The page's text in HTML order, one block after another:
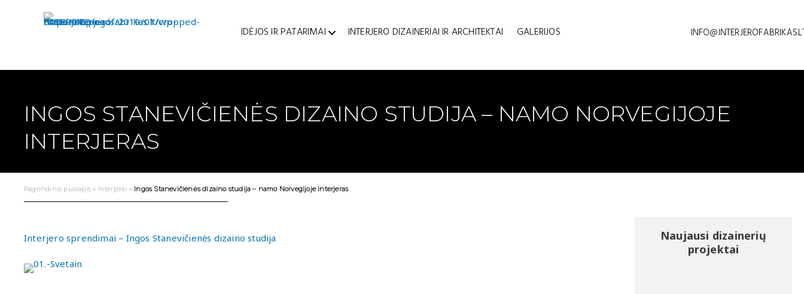
IDĖJOS IR PATARIMAI INTERJERO DIZAINERIAI IR ARCHITEKTAI GALERIJOS
INGOS STANEVIČIENĖS DIZAINO STUDIJA – NAMO NORVEGIJOJE
INTERJERAS
Pagrindinis puslapis » Interjerai » Ingos Stanevičienės dizaino studija – namo Norvegijoje interjeras
Interjero sprendimai – Ingos Stanevičienės dizaino studija
Naujausi dizainerių
projektai